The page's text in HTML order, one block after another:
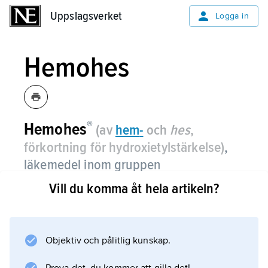
Uppslagsverket Logga in
Hemohes
Hemohes® (av hem- och hes,
förkortning för hydroxietylstärkelse),
läkemedel inom gruppen
plasmaersättningsmedel, dvs. medel
blodomloppet vid exempel blödning
och
Vill du komma åt hela artikeln?
Objektiv och pålitlig kunskap.